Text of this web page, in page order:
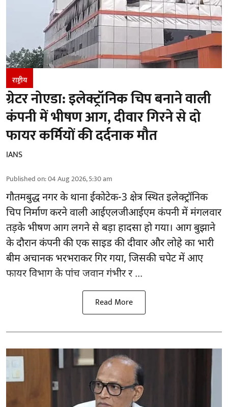
राष्ट्रीय
ग्रेटर नोएडा: इलेक्ट्रॉनिक चिप बनाने वाली
कंपनी में भीषण आग, दीवार गिरने से दो
फायर कर्मियों की दर्दनाक मौत
IANS
Published on:04 Aug 2026, 5:30 am
गौतमबुद्ध नगरके थाना ईकोटेक-3 क्षेत्र स्थित इलेक्ट्रॉनिक
चिप निर्माण करने वाली आईएलजीआईएम कंपनी में मंगलवार
तड़के भीषण आग लगने से बड़ा हादसा हो गया। आग बुझाने
के दौरान कंपनी की एक साइड की दीवार और लोहे का भारी
बीम अचानक भरभराकर गिर गया, जिसकी चपेट में आए
फायर विभाग के पांच जवान गंभीर र ...
Read More